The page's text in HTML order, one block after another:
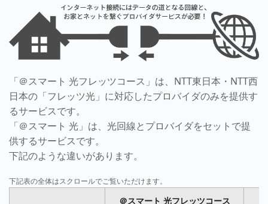
「＠スマート 光フレッツコース」は、NTT東日本・NTT西
日本の「フレッツ光」に対応したプロバイダのみを提供す
るサービスです。
「＠スマート 光」は、光回線とプロバイダをセットで提
供するサービスです。
下記のような違いがあります。
＠スマート 光フレッツコース